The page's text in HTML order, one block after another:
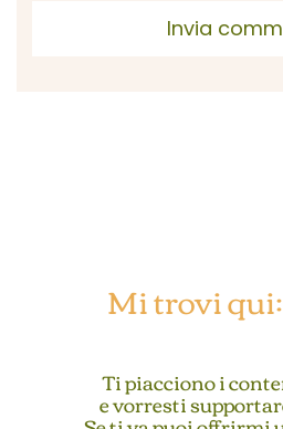
Mi trovi qui:
Ti piacciono i
e vorresti